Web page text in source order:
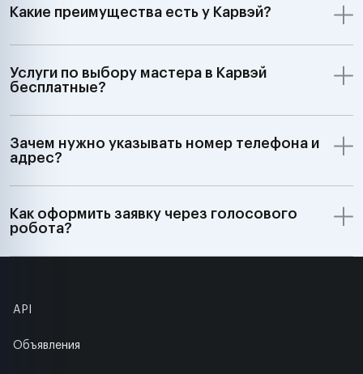
Какие преимущества есть у Карвэй?
Услуги по выбору мастера в Карвэй
бесплатные?
Зачем нужно указывать номер телефона и
адрес?
Как оформить заявку через голосового
робота?
API
Объявления